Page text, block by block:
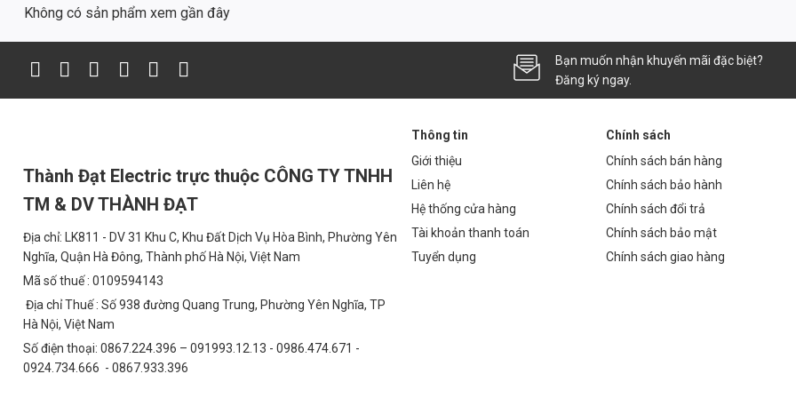
Vị trí lắp đặt
Nên chọn góc chiếu 60° – 90° để ánh sáng tỏa đều toàn bộ sân.
Ưu tiên đèn có khả năng điều chỉnh hướng chiếu để phù hợp từng sân cụ thể.
Chọn chip và driver chất lượng
Chip LED 5054 có hiệu suất tốt, độ bền cao.
Nên chọn driver có thương hiệu như Meanwell, Philips hoặc Done để đảm bảo độ ổn định.
Đảm bảo độ bền khi sử dụng ngoài trời, đặc biệt vào mùa mưa.
Không có sản phẩm xem gần đây
Bạn muốn nhận khuyến mãi đặc biệt?
Đăng ký ngay.
Thành Đạt Electric trực thuộc CÔNG TY TNHH
TM & DV THÀNH ĐẠT
Địa chỉ: LK811 - DV 31 Khu C, Khu Đất Dịch Vụ Hòa Bình, Phường Yên
Nghĩa, Quận Hà Đông, Thành phố Hà Nội, Việt Nam
Mã số thuế : 0109594143
Địa chỉ Thuế : Số 938 đường Quang Trung, Phường Yên Nghĩa, TP
Hà Nội, Việt Nam
Số điện thoại: 0867.224.396 – 091993.12.13 - 0986.474.671 -
0924.734.666 - 0867.933.396
Thông tin
Giới thiệu
Liên hệ
Hệ thống cửa hàng
Tài khoản thanh toán
Tuyển dụng
Chính sách
Chính sách bán hàng
Chính sách bảo hành
Chính sách đổi trả
Chính sách bảo mật
Chính sách giao hàng